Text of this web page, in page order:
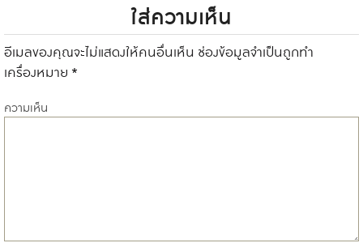
ใส่ความเห็น
อีเมลของคุณจะไม่แสดงให้คนอื่นเห็น ช่องข้อมูลจำเป็นถูกทำ
เครื่องหมาย *
ความเห็น